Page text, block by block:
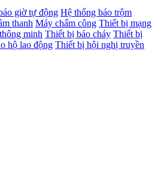
giờ tự động Hệ thống báo trộm
thanh Máy chấm công Thiết bị mạng
minh Thiết bị báo cháy Thiết bị
hộ lao động Thiết bị hội nghị truyền